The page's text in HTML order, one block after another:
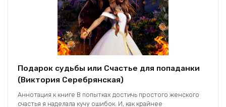
Подарок судьбы или Счастье для попаданки
(Виктория Серебрянская)
Аннотация к книге В попытках достичь простого женского
счастья я наделала кучу ошибок. И, как крайнее